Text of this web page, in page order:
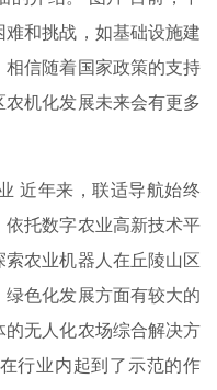
和挑战，如基础设施建
信随着国家政策的支持
机化发展未来会有更多
近年来，联适导航始终
托数字农业高新技术平
农业机器人在丘陵山区
色化发展方面有较大的
无人化农场综合解决方
行业内起到了示范的作